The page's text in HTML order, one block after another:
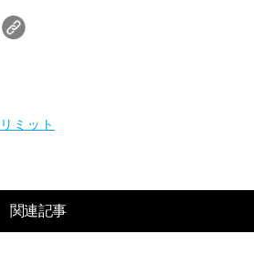
ミット
関連記事